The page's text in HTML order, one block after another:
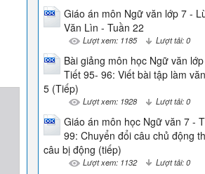
Giáo án môn Ngữ văn lớp 7 -
Văn Lìn - Tuần 22
Lượt xem: 1185 Lượt tải: 0
Bài giảng môn học Ngữ văn
Tiết 95- 96: Viết bài tập làm
5 (Tiếp)
Lượt xem: 1928 Lượt tải: 0
Giáo án môn học Ngữ văn 7 -
99: Chuyển đổi câu chủ động
câu bị động (tiếp)
Lượt xem: 1132 Lượt tải: 0